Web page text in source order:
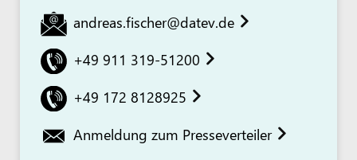
andreas.fischer@datev.de
+49 911 319-51200
+49 172 8128925
Anmeldung zum Presseverteiler